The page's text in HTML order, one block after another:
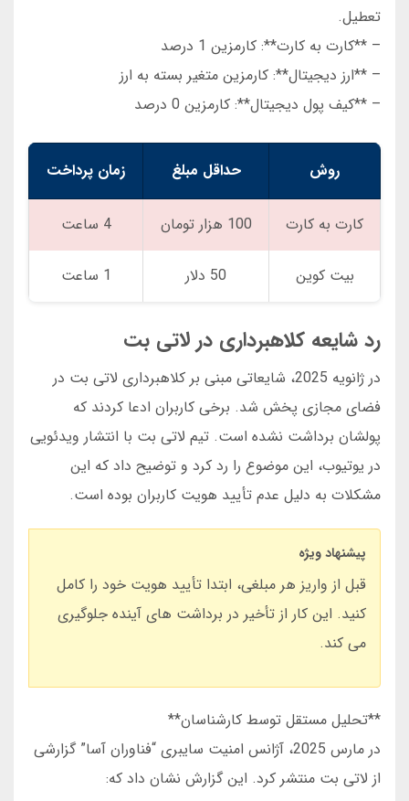
تعطیل.
– **کارت به کارت**: کارمزین 1 درصد
– **ارز دیجیتال**: کارمزین متغیر بسته به ارز
– **کیف پول دیجیتال**: کارمزین 0 درصد
روش حداقل مبلغ زمان پرداخت
کارت به کارت 100 هزار تومان 4 ساعت
بیت کوین 50 دلار 1 ساعت
رد شایعه کلاهبرداری در لاتی بت
در ژانویه 2025، شایعاتی مبنی بر کلاهبرداری لاتی بت در
فضای مجازی پخش شد. برخی کاربران ادعا کردند که
پولشان برداشت نشده است. تیم لاتی بت با انتشار ویدئویی
در یوتیوب، این موضوع را رد کرد و توضیح داد که این
مشکلات به دلیل عدم تأیید هویت کاربران بوده است.
پیشنهاد ویژه
قبل از واریز هر مبلغی، ابتدا تأیید هویت خود را کامل
کنید. این کار از تأخیر در برداشت های آینده جلوگیری
می کند.
**تحلیل مستقل توسط کارشناسان**
در مارس 2025، آژانس امنیت سایبری “فناوران آسا” گزارشی
از لاتی بت منتشر کرد. این گزارش نشان داد که: